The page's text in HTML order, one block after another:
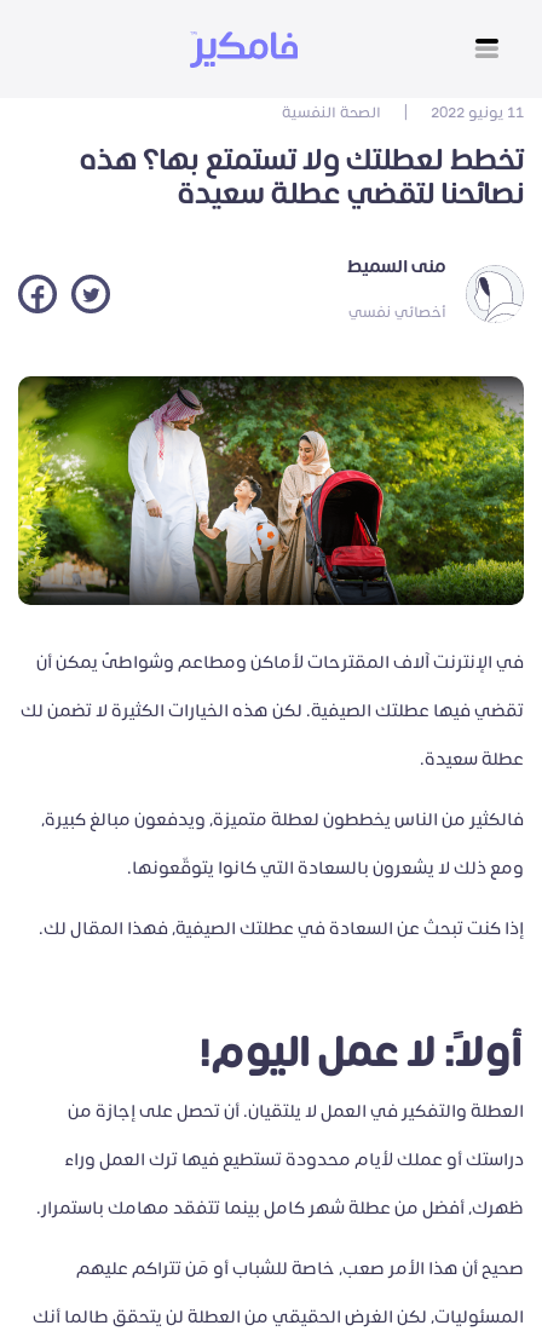
11 يونيو 2022 الصحة النفسية
تخطط لعطلتك ولا تستمتع بها؟ هذه
نصائحنا لتقضي عطلة سعيدة
منى السميط
أخصائي نفسي
في الإنترنت آلاف المقترحات لأماكن ومطاعم وشواطئ يمكن أن
تقضي فيها عطلتك الصيفية. لكن هذه الخيارات الكثيرة لا تضمن لك
عطلة سعيدة.
فالكثير من الناس يخططون لعطلة متميزة، ويدفعون مبالغ كبيرة،
ومع ذلك لا يشعرون بالسعادة التي كانوا يتوقّعونها.
إذا كنت تبحث عن السعادة في عطلتك الصيفية، فهذا المقال لك.
أولًا: لا عمل اليوم!
العطلة والتفكير في العمل لا يلتقيان. أن تحصل على إجازة من
دراستك أو عملك لأيام محدودة تستطيع فيها ترك العمل وراء
ظهرك، أفضل من عطلة شهر كامل بينما تتفقد مهامك باستمرار.
صحيح أن هذا الأمر صعب، خاصة للشباب أو مَن تتراكم عليهم
المسئوليات، لكن الغرض الحقيقي من العطلة لن يتحقق طالما أنك